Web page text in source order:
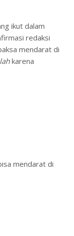
ikut dalam
redaksi
mendarat di
karena
mendarat di